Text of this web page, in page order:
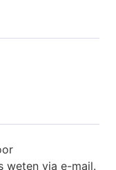
weten via e-mail.